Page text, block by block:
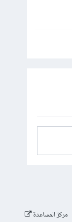
مركز المساعدة